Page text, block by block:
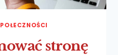
stronę